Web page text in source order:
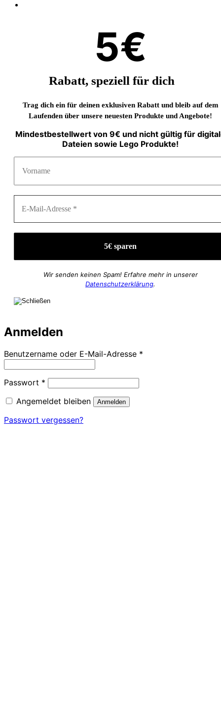
5€
Rabatt, speziell für dich
Trag dich ein für deinen exklusiven Rabatt und bleib auf dem
Laufenden über unsere neuesten Produkte und Angebote!
Mindestbestellwert von 9€ und nicht gültig für
Dateien sowie Lego Produkte!
Wir senden keinen Spam! Erfahre mehr in unserer
Datenschutzerklärung.
Anmelden
Benutzername oder E-Mail-Adresse *
Passwort * Erforderlich
Angemeldet bleiben
Anmelden
Passwort vergessen?